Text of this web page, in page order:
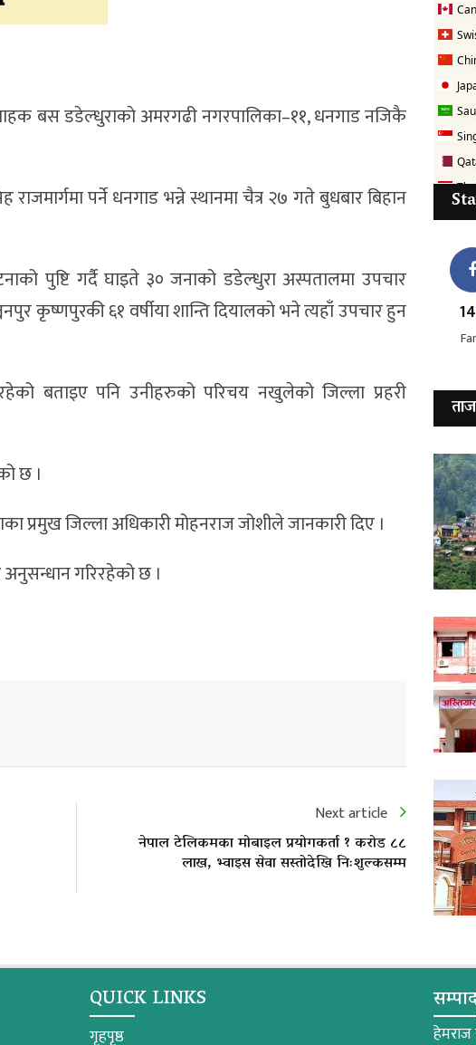
बस डडेल्धुराकाे अमरगढी नगरपालिका–११, धनगाड नजिकै
पर्ने धनगाड भन्ने स्थानमा चैत्र २७ गते बुधबार बिहान
पुष्टि गर्दै घाइते ३० जनाको डडेल्धुरा अस्पतालमा उपचार
कृष्णपुरकी ६१ वर्षीया शान्ति दियालकाे भने त्यहाँ उपचार हुन
बताइए पनि उनीहरुको परिचय नखुलेको जिल्ला प्रहरी
छ ।
जिल्ला अधिकारी मोहनराज जोशीले जानकारी दिए ।
गरिरहेको छ ।
Next article
नेपाल टेलिकमका मोबाइल प्रयोगकर्ता १ करोड ८८
लाख, भ्वाइस सेवा सस्तोदेखि निःशुल्कसम्म
QUICK LINKS
गृहपृष्ठ